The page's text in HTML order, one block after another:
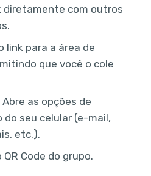
diretamente com outros
link para a área de
que você o cole
Abre as opções de
seu celular (e-mail,
etc.).
QR Code do grupo.